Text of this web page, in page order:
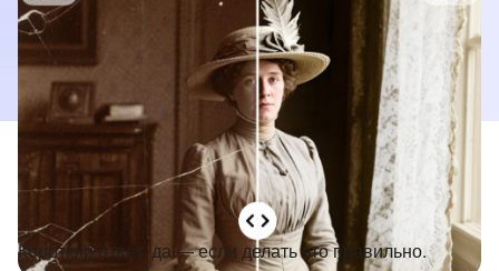
Короткий ответ: да — если делать это правильно.